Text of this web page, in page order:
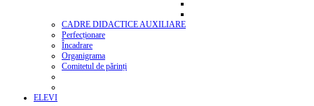
CADRE DIDACTICE AUXILIARE
Perfecționare
Încadrare
Organigrama
Comitetul de părinți
ELEVI